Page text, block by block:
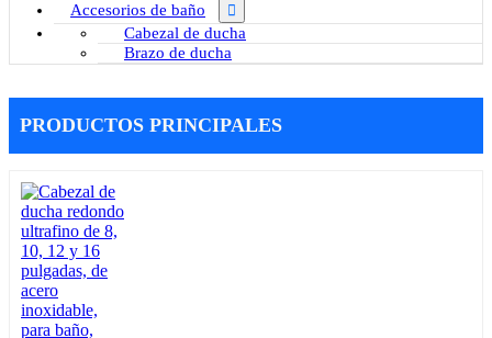
Accesorios de baño
Cabezal de ducha
Brazo de ducha
PRODUCTOS PRINCIPALES